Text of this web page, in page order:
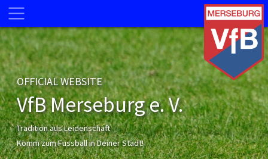
OFFICIAL WEBSITE
VfB Merseburg e. V.
Tradition aus Leidenschaft
Komm zum Fussball in Deiner Stadt!